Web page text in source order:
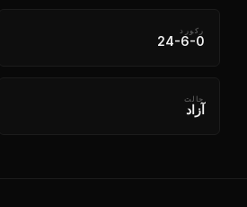
رکورد
24-6-0
حالت
آزاد